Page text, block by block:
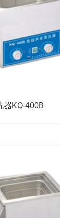
器KQ-400B